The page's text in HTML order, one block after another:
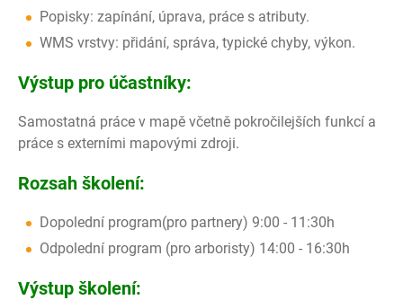
Popisky: zapínání, úprava, práce s atributy.
WMS vrstvy: přidání, správa, typické chyby, výkon.
Výstup pro účastníky:
Samostatná práce v mapě včetně pokročilejších funkcí a
práce s externími mapovými zdroji.
Rozsah školení:
Dopolední program(pro partnery) 9:00 - 11:30h
Odpolední program (pro arboristy) 14:00 - 16:30h
Výstup školení: